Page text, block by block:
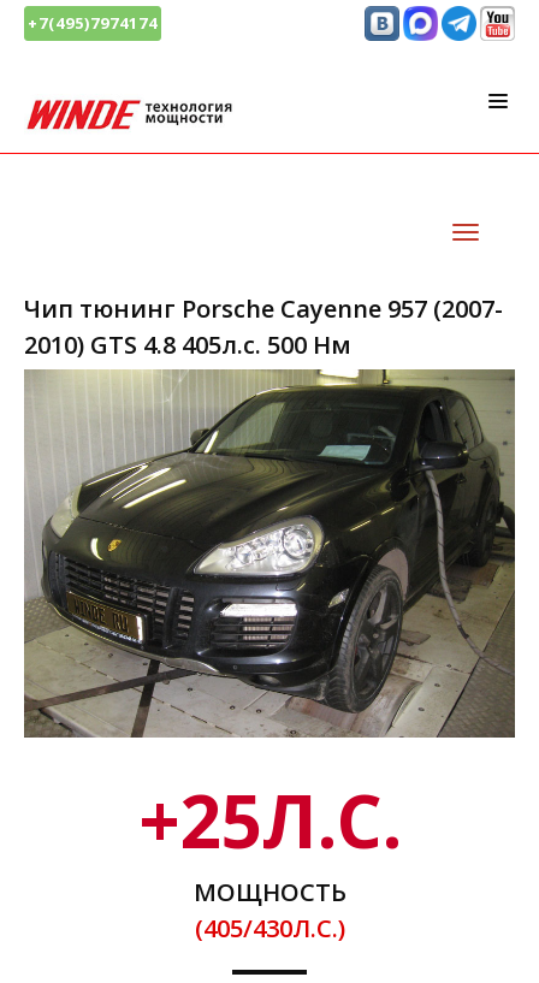
+7(495)7974174
Чип тюнинг Porsche Cayenne 957 (2007-
2010) GTS 4.8 405л.с. 500 Нм
+25Л.С.
МОЩНОСТЬ
(405/430Л.С.)